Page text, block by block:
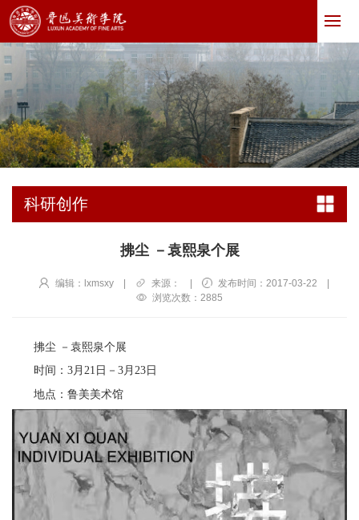
科研创作
​拂尘 －袁熙泉个展
编辑：lxmsxy | 来源： | 发布时间：2017-03-22
|
浏览次数： 2885
拂尘 －袁熙泉个展
时间：3月21日－3月23日
地点：鲁美美术馆